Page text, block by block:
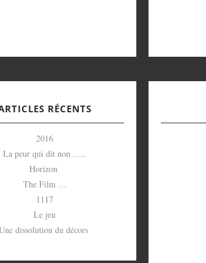
RÉCENTS
2016
La peur qui dit non …..
Horizon
The Film …
1117
Le jeu
dissolution du décors